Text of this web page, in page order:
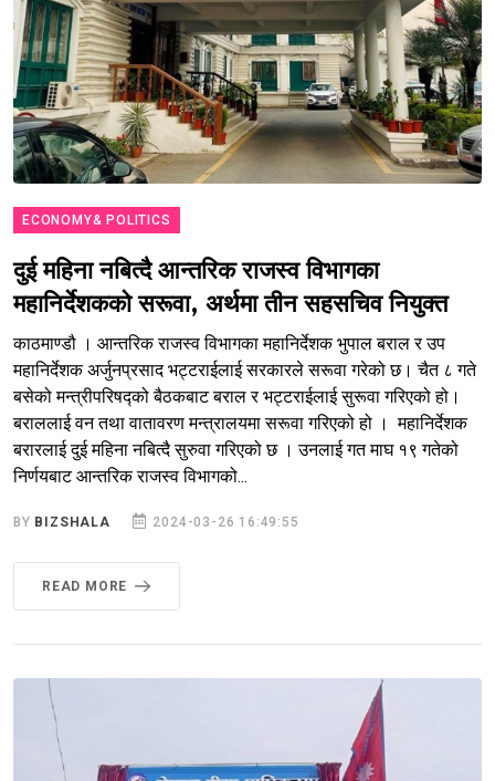
ECONOMY& POLITICS
दुई महिना नबित्दै आन्तरिक राजस्व विभागका
महानिर्देशकको सरूवा, अर्थमा तीन सहसचिव नियुक्त
काठमाण्डौ । आन्तरिक राजस्व विभागका महानिर्देशक भुपाल बराल र उप
महानिर्देशक अर्जुनप्रसाद भट्टराईलाई सरकारले सरूवा गरेको छ। चैत ८ गते
बसेको मन्त्रीपरिषद्को बैठकबाट बराल र भट्टराईलाई सुरूवा गरिएको हो।
बराललाई वन तथा वातावरण मन्त्रालयमा सरूवा गरिएको हो । महानिर्देशक
बरारलाई दुई महिना नबित्दै सुरुवा गरिएको छ । उनलाई गत माघ १९ गतेको
निर्णयबाट आन्तरिक राजस्व विभागको...
BY BIZSHALA 2024-03-26 16:49:55
READ MORE